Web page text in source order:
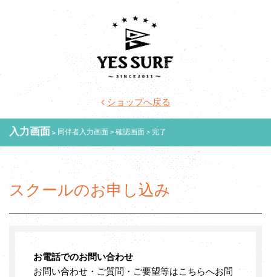
ショップへ戻る
入力画面 同伴者入力画面 確認画面 完了
スクールのお申し込み
お電話でのお問い合わせ
お問い合わせ・ご質問・ご要望等はこちらへお問